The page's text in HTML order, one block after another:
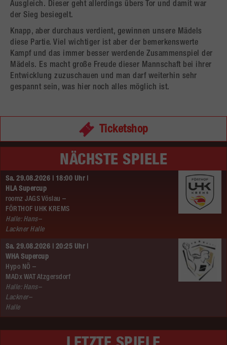
Ausgleich. Dieser geht allerdings übers Tor und damit war
der Sieg besiegelt.
Knapp, aber durchaus verdient, gewinnen unsere Mädels
diese Partie. Viel wichtiger ist aber der bemerkenswerte
Kampf und das immer besser werdende Zusammenspiel der
Mädels. Es macht große Freude dieser Mannschaft bei ihrer
Entwicklung zuzuschauen und man darf weiterhin sehr
gespannt sein, was hier noch alles möglich ist.
Ticketshop
NÄCHSTE SPIELE
Sa. 29.08.2026 | 18:00 Uhr |
HLA Supercup
roomz JAGS Vöslau –
FÖRTHOF UHK KREMS
Halle: Hans–
Lackner Halle
Sa. 29.08.2026 | 20:25 Uhr |
WHA Supercup
Hypo NÖ –
MADx WAT Atzgersdorf
Halle: Hans–
Lackner–
Halle